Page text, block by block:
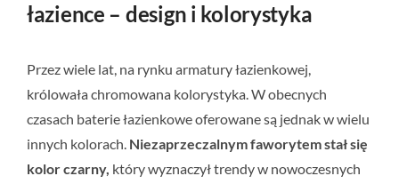
łazience – design i kolorystyka
Przez wiele lat, na rynku armatury łazienkowej,
królowała chromowana kolorystyka. W obecnych
czasach baterie łazienkowe oferowane są jednak w wielu
innych kolorach. Niezaprzeczalnym faworytem stał się
kolor czarny, który wyznaczył trendy w nowoczesnych